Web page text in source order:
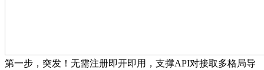
第一步，突发！无需注册即开即用，支撑API对接取多格局导